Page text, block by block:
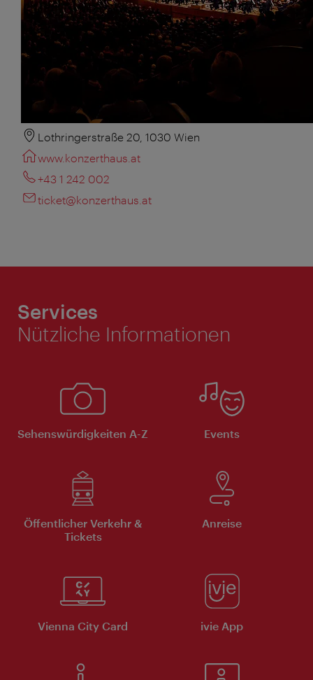
Lothringerstraße 20, 1030 Wien
www.konzerthaus.at
+43 1 242 002
ticket@konzerthaus.at
Services
Nützliche Informationen
Sehenswürdigkeiten A-Z Events
Öffentlicher Verkehr &
Tickets
Anreise
Vienna City Card ivie App